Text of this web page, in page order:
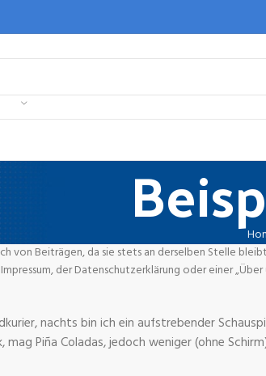
von Beiträgen, da sie stets an derselben Stelle
der Datenschutzerklärung oder einer
nachts bin ich ein aufstrebender
mag Piña Coladas, jedoch weniger (ohne